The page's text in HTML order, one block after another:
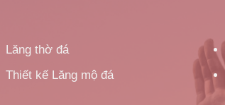
Lăng thờ đá
Thiết kế Lăng mộ đá